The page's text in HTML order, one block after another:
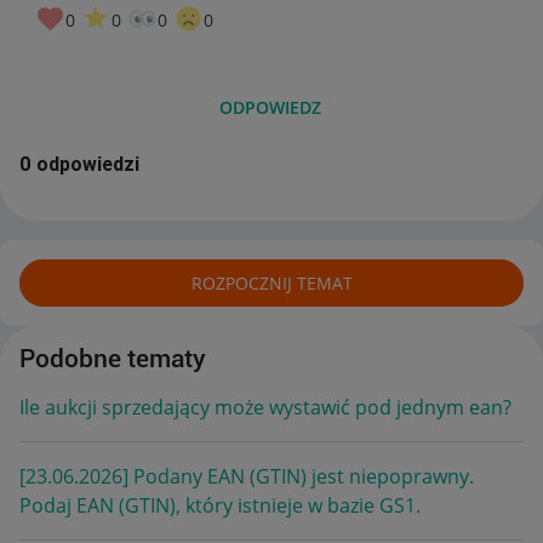
0 0 0 0
ODPOWIEDZ
0 odpowiedzi
ROZPOCZNIJ TEMAT
Podobne tematy
Ile aukcji sprzedający może wystawić pod jednym ean?
[23.06.2026] Podany EAN (GTIN) jest niepoprawny.
Podaj EAN (GTIN), który istnieje w bazie GS1.